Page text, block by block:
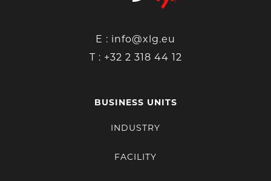
E : info@xlg.eu
T : +32 2 318 44 12
BUSINESS UNITS
INDUSTRY
FACILITY